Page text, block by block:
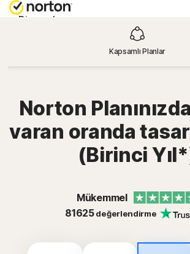
Bireysel
Destek
Ücretsiz Deneyin
Oturum Aç
Kapsamlı Planlar
Norton
varan oranda
(Birinci
Mükemmel
81625değerlendirme